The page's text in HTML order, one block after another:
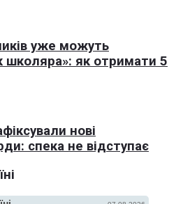
уже можуть
школяра»: як отримати 5
нові
спека не відступає